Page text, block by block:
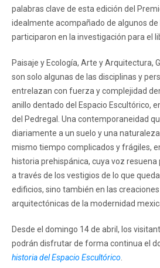
palabras clave de esta edición del
idealmente acompañado de algunos
participaron en la investigación para el
Paisaje y Ecología, Arte y Arquitectura,
son solo algunas de las disciplinas y
entrelazan con fuerza y complejidad
anillo dentado del Espacio Escultórico,
del Pedregal. Una contemporaneidad
diariamente a un suelo y una
mismo tiempo complicados y frágiles,
historia prehispánica, cuya voz
a través de los vestigios de lo que
edificios, sino también en las
arquitectónicas de la modernidad
Desde el domingo 14 de abril, los
podrán disfrutar de forma continua el
historia del Espacio Escultórico